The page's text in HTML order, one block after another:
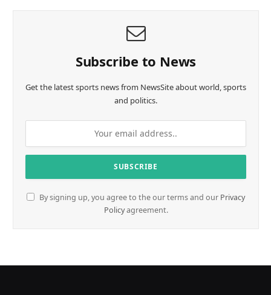
Subscribe to News
Get the latest sports news from NewsSite about world, sports
and politics.
By signing up, you agree to the our terms and our Privacy
Policyagreement.